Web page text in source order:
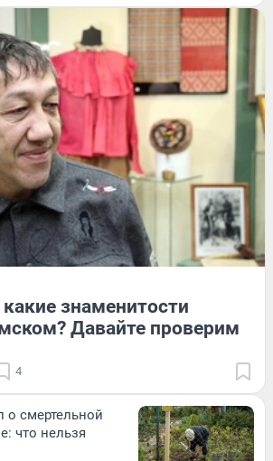
знаменитости
Давайте проверим
4
о смертельной
что нельзя